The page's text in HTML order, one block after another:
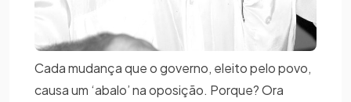
Cada mudança que o governo, eleito pelo povo,
causa um ‘abalo’ na oposição. Porque? Ora